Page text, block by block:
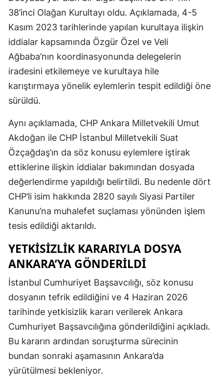
38’inci Olağan Kurultayı oldu. Açıklamada, 4-5
Kasım 2023 tarihlerinde yapılan kurultaya ilişkin
iddialar kapsamında Özgür Özel ve Veli
Ağbaba’nın koordinasyonunda delegelerin
iradesini etkilemeye ve kurultaya hile
karıştırmaya yönelik eylemlerin tespit edildiği öne
sürüldü.
Aynı açıklamada, CHP Ankara Milletvekili Umut
Akdoğan ile CHP İstanbul Milletvekili Suat
Özçağdaş’ın da söz konusu eylemlere iştirak
ettiklerine ilişkin iddialar bakımından dosyada
değerlendirme yapıldığı belirtildi. Bu nedenle dört
CHP’li isim hakkında 2820 sayılı Siyasi Partiler
Kanunu’na muhalefet suçlaması yönünden işlem
tesis edildiği aktarıldı.
YETKISIZLIK KARARIYLA DOSYA
ANKARA’YA GÖNDERILDI
İstanbul Cumhuriyet Başsavcılığı, söz konusu
dosyanın tefrik edildiğini ve 4 Haziran 2026
tarihinde yetkisizlik kararı verilerek Ankara
Cumhuriyet Başsavcılığına gönderildiğini açıkladı.
Bu kararın ardından soruşturma sürecinin
bundan sonraki aşamasının Ankara’da
yürütülmesi bekleniyor.